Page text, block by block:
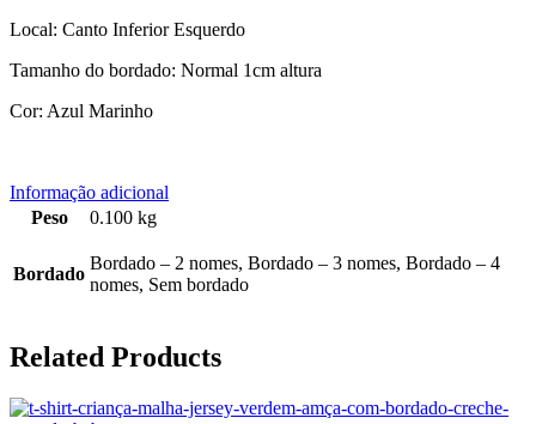
Local: Canto Inferior Esquerdo
Tamanho do bordado: Normal 1cm altura
Cor: Azul Marinho
Informação adicional
Peso
0.100 kg
Bordado
Bordado – 2 nomes, Bordado – 3 nomes, Bordado – 4
nomes, Sem bordado
Related Products